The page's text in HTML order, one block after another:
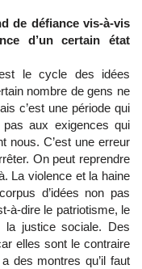
de défiance vis-à-vis
d’un certain état
le cycle des idées
nombre de gens ne
c’est une période qui
aux exigences qui
nous. C’est une erreur
On peut reprendre
La violence et la haine
d’idées non pas
à-dire le patriotisme, le
la justice sociale. Des
elles sont le contraire
des montres qu’il faut